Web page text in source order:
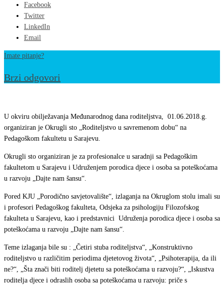
Facebook
Twitter
LinkedIn
Email
Imate pitanje?
Brzi odgovori
Međunarodni
dan
roditeljstva
U okviru obilježavanja Međunarodnog dana roditeljstva, 01.06.2018.g.
organiziran je Okrugli sto „Roditeljstvo u savremenom dobu“ na
Pedagoškom fakultetu u Sarajevu.
Okrugli sto organiziran je za profesionalce u saradnji sa Pedagoškim
fakultetom u Sarajevu i Udruženjem porodica djece i osoba sa poteškoćama
u razvoju „Dajte nam šansu“.
Pored KJU „Porodično savjetovalište“, izlaganja na Okruglom stolu imali su
i profesori Pedagoškog fakulteta, Odsjeka za psihologiju Filozofskog
fakulteta u Sarajevu, kao i predstavnici Udruženja porodica djece i osoba sa
poteškoćama u razvoju „Dajte nam šansu“.
Teme izlaganja bile su : „Četiri stuba roditeljstva“, „Konstruktivno
roditeljstvo u različitim periodima djetetovog života“, „Psihoterapija, da ili
ne?“, „Šta znači biti roditelj djetetu sa poteškoćama u razvoju?“, „Iskustva
roditelja djece i odraslih osoba sa poteškoćama u razvoju: priče s